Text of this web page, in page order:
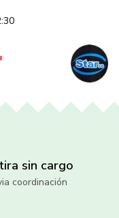
sin cargo
coordinación